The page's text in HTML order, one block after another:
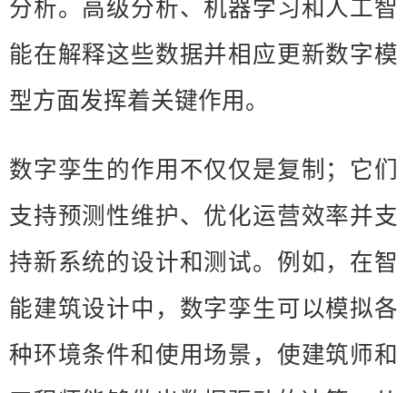
分析。高级分析、机器学习和人工智
能在解释这些数据并相应更新数字模
型方面发挥着关键作用。
数字孪生的作用不仅仅是复制；它们
支持预测性维护、优化运营效率并支
持新系统的设计和测试。例如，在智
能建筑设计中，数字孪生可以模拟各
种环境条件和使用场景，使建筑师和